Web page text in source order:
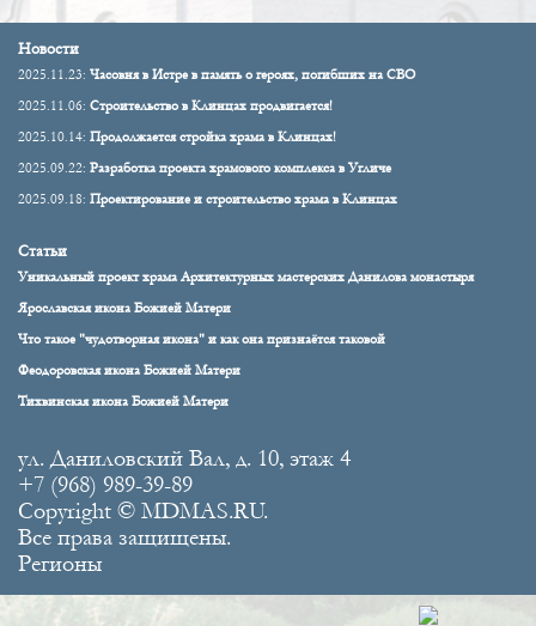
Новости
2025.11.23: Часовня в Истре в память о героях, погибших на СВО
2025.11.06: Строительство в Клинцах продвигается!
2025.10.14: Продолжается стройка храма в Клинцах!
2025.09.22: Разработка проекта храмового комплекса в Угличе
2025.09.18: Проектирование и строительство храма в Клинцах
Статьи
Уникальный проект храма Архитектурных мастерских Данилова монастыря
Ярославская икона Божией Матери
Что такое "чудотворная икона" и как она признаётся таковой
Феодоровская икона Божией Матери
Тихвинская икона Божией Матери
ул. Даниловский Вал, д. 10, этаж 4
+7 (968) 989-39-89
Copyright © MDMAS.RU.
Все права защищены.
Регионы